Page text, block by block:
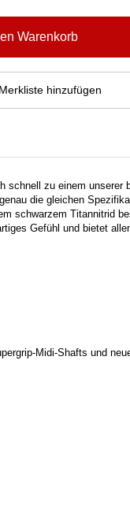
Warenkorb
hinzufügen
schnell zu einem unserer
die gleichen
schwarzem Titannitrid
Gefühl und bietet
Midi-Shafts und